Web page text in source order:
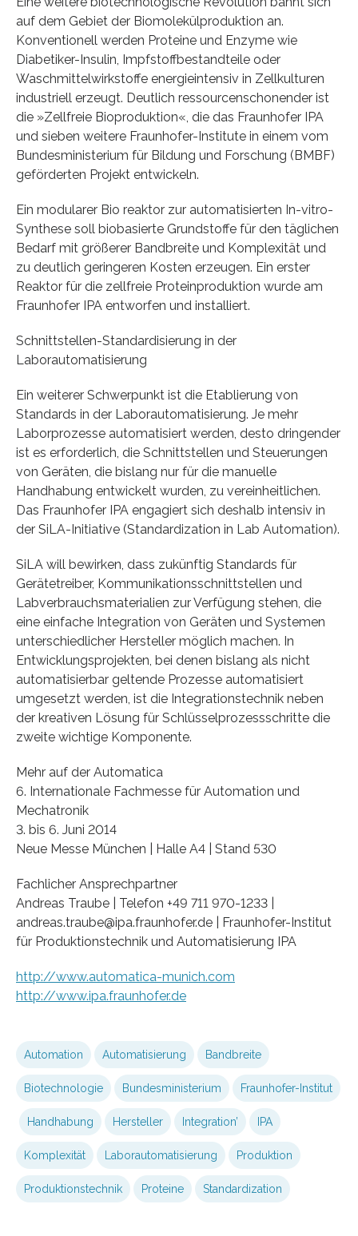
auf dem Gebiet der Biomolekülproduktion an.
Konventionell werden Proteine und Enzyme wie
Diabetiker-Insulin, Impfstoffbestandteile oder
Waschmittelwirkstoffe energieintensiv in Zellkulturen
industriell erzeugt. Deutlich ressourcenschonender ist
die »Zellfreie Bioproduktion«, die das Fraunhofer IPA
und sieben weitere Fraunhofer-Institute in einem vom
Bundesministerium für Bildung und Forschung (BMBF)
geförderten Projekt entwickeln.
Ein modularer Bio reaktor zur automatisierten In-vitro-
Synthese soll biobasierte Grundstoffe für den täglichen
Bedarf mit größerer Bandbreite und Komplexität und
zu deutlich geringeren Kosten erzeugen. Ein erster
Reaktor für die zellfreie Proteinproduktion wurde am
Fraunhofer IPA entworfen und installiert.
Schnittstellen-Standardisierung in der
Laborautomatisierung
Ein weiterer Schwerpunkt ist die Etablierung von
Standards in der Laborautomatisierung. Je mehr
Laborprozesse automatisiert werden, desto dringender
ist es erforderlich, die Schnittstellen und Steuerungen
von Geräten, die bislang nur für die manuelle
Handhabung entwickelt wurden, zu vereinheitlichen.
Das Fraunhofer IPA engagiert sich deshalb intensiv in
der SiLA-Initiative (Standardization in Lab Automation).
SiLA will bewirken, dass zukünftig Standards für
Gerätetreiber, Kommunikationsschnittstellen und
Labverbrauchsmaterialien zur Verfügung stehen, die
eine einfache Integration von Geräten und Systemen
unterschiedlicher Hersteller möglich machen. In
Entwicklungsprojekten, bei denen bislang als nicht
automatisierbar geltende Prozesse automatisiert
umgesetzt werden, ist die Integrationstechnik neben
der kreativen Lösung für Schlüsselprozessschritte die
zweite wichtige Komponente.
Mehr auf der Automatica
6. Internationale Fachmesse für Automation und
Mechatronik
3. bis 6. Juni 2014
Neue Messe München | Halle A4 | Stand 530
Fachlicher Ansprechpartner
Andreas Traube | Telefon +49 711 970-1233 |
andreas.traube@ipa.fraunhofer.de | Fraunhofer-Institut
für Produktionstechnik und Automatisierung IPA
http://www.automatica-munich.com
http://www.ipa.fraunhofer.de
Automation Automatisierung Bandbreite
Biotechnologie Bundesministerium Fraunhofer-Institut
Handhabung Hersteller Integration’ IPA
Komplexität Laborautomatisierung Produktion
Produktionstechnik Proteine Standardization